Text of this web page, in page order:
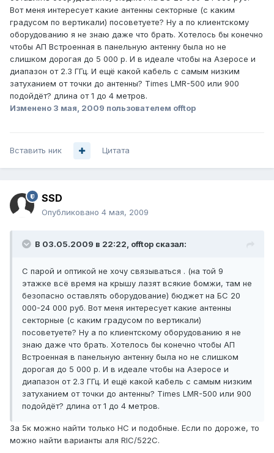
Вот меня интересует какие антенны секторные (с каким
градусом по вертикали) посоветуете? Ну а по клиентскому
оборудованию я не знаю даже что брать. Хотелось бы конечно
чтобы АП Встроенная в панельную антенну была но не
слишком дорогая до 5 000 р. И в идеале чтобы на Азеросе и
диапазон от 2.3 ГГц. И ещё какой кабель с самым низким
затуханием от точки до антенны? Times LMR-500 или 900
подойдёт? длина от 1 до 4 метров.
Изменено 3 мая, 2009 пользователем offtop
Вставить ник Цитата
SSD
Опубликовано 4 мая, 2009
В 03.05.2009 в 22:22, offtop сказал:
С парой и оптикой не хочу связываться . (на той 9
этажке всё время на крышу лазят всякие бомжи, там не
безопасно оставлять оборудование) бюджет на БС 20
000-24 000 руб. Вот меня интересует какие антенны
секторные (с каким градусом по вертикали)
посоветуете? Ну а по клиентскому оборудованию я не
знаю даже что брать. Хотелось бы конечно чтобы АП
Встроенная в панельную антенну была но не слишком
дорогая до 5 000 р. И в идеале чтобы на Азеросе и
диапазон от 2.3 ГГц. И ещё какой кабель с самым низким
затуханием от точки до антенны? Times LMR-500 или 900
подойдёт? длина от 1 до 4 метров.
За 5к можно найти только НС и подобные. Если по дороже, то
можно найти варианты аля RIC/522C.